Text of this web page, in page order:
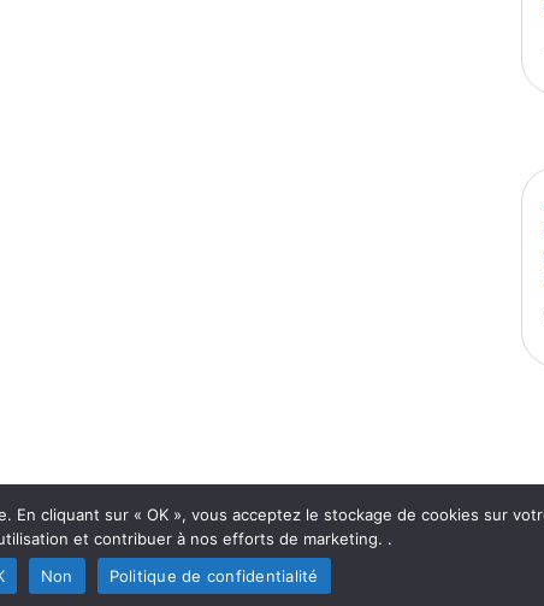
rue Rouelle, 75015 Paris, France - INT-DEL-040-2407-EN-R4 - janvier
Français Nederlands
cliquant sur « OK », vous acceptez le stockage de cookies sur
et contribuer à nos efforts de marketing. .
Non Politique de confidentialité